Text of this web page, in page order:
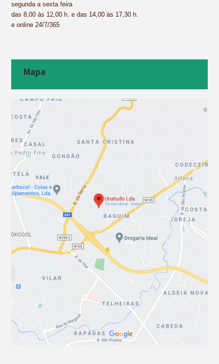
segunda a sexta feira
das 8,00 às 12,00 h. e das 14,00 às 17,30 h.
e online 24/7/365
Mapa